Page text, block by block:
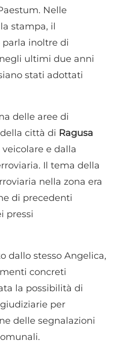
Nelle
stampa, il
inoltre di
ultimi due anni
stati adottati
delle aree di
città di Ragusa
e dalla
Il tema della
nella zona era
di precedenti
pressi
dallo stesso Angelica,
concreti
la possibilità di
per
delle segnalazioni